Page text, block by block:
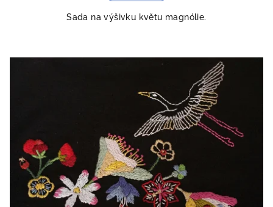
Sada na výšivku květu magnólie.